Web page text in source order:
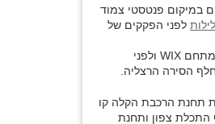
במיקום פנטסטי צמוד
לפני הפקקים של
מול קומפלקס מתחם WIX ולפני
הסירה הרצליה.
תחנת הרכבת הקלה קו
התכלת צפון ותחנת